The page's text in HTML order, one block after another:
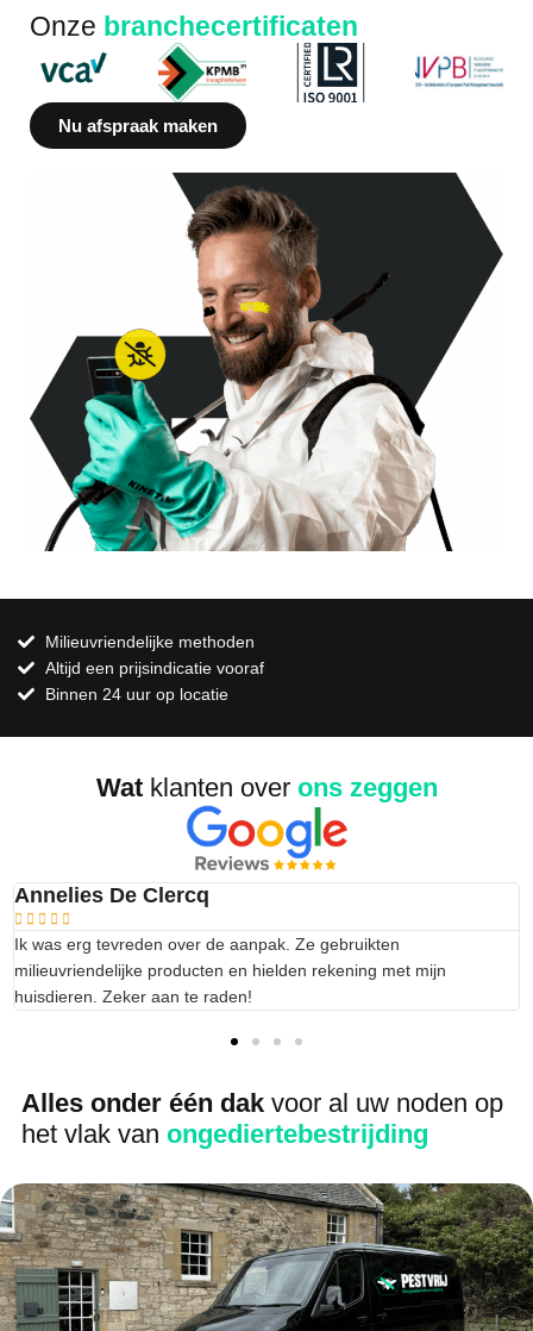
Onze branchecertificaten
Nu afspraak maken
Milieuvriendelijke methoden
Altijd een prijsindicatie vooraf
Binnen 24 uur op locatie
Watklanten over ons zeggen
Annelies De Clercq
    
Ik was erg tevreden over de aanpak. Ze gebruikten
milieuvriendelijke producten en hielden rekening met mijn
huisdieren. Zeker aan te raden!
Alles onder één dak voor al uw noden op
het vlak van ongediertebestrijding